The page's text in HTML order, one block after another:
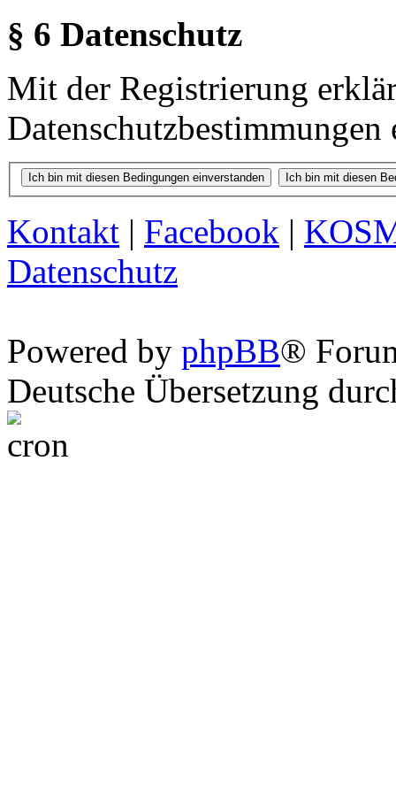
§ 6 Datenschutz
Mit der Registrierung
Datenschutzbestimmungen
Kontakt | Facebook |
Datenschutz
Powered by phpBB®
Deutsche Übersetzung